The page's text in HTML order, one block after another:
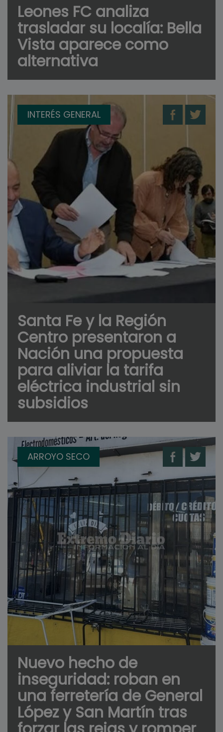
Leones FC analiza
trasladar su localía: Bella
Vista aparece como
alternativa
INTERÉS GENERAL
Santa Fe y la Región
Centro presentaron a
Nación una propuesta
para aliviar la tarifa
eléctrica industrial sin
subsidios
ARROYO SECO
Nuevo hecho de
inseguridad: roban en
una ferretería de General
López y San Martín tras